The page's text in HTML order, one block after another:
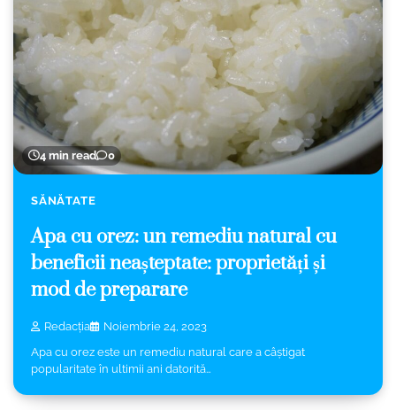
4 min read 0
SĂNĂTATE
Apa cu orez: un remediu natural cu
beneficii neașteptate: proprietăți și
mod de preparare
Redacția
Noiembrie 24, 2023
Apa cu orez este un remediu natural care a câștigat
popularitate în ultimii ani datorită…